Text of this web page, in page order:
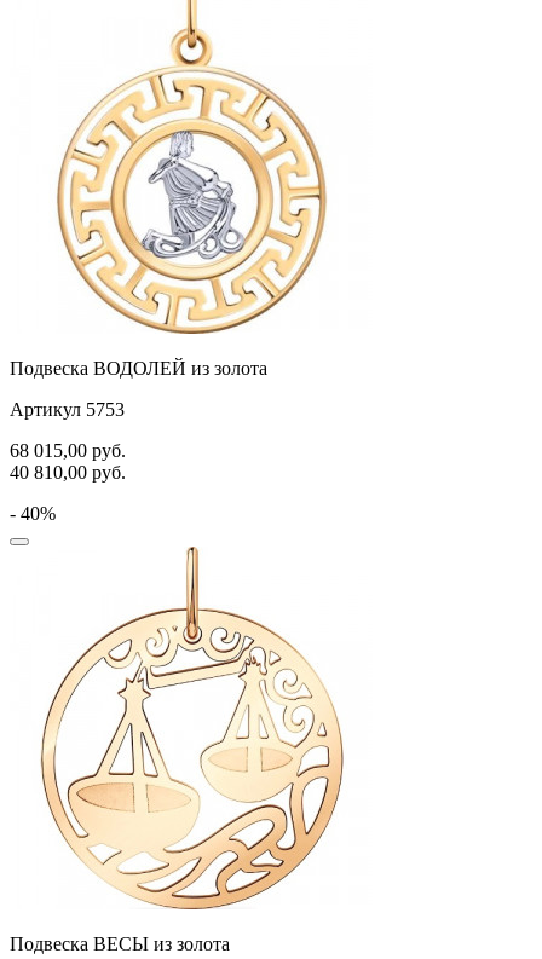
Подвеска ВОДОЛЕЙ из золота
Артикул 5753
68 015,00 руб.
40 810,00 руб.
- 40%
Подвеска ВЕСЫ из золота